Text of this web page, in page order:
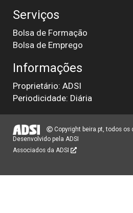
Serviços
Bolsa de Formação
Bolsa de Emprego
Informações
Proprietário: ADSI
Periodicidade: Diária
Copyright beira.pt, todos os
Desenvolvido pela ADSI
Associados da ADSI